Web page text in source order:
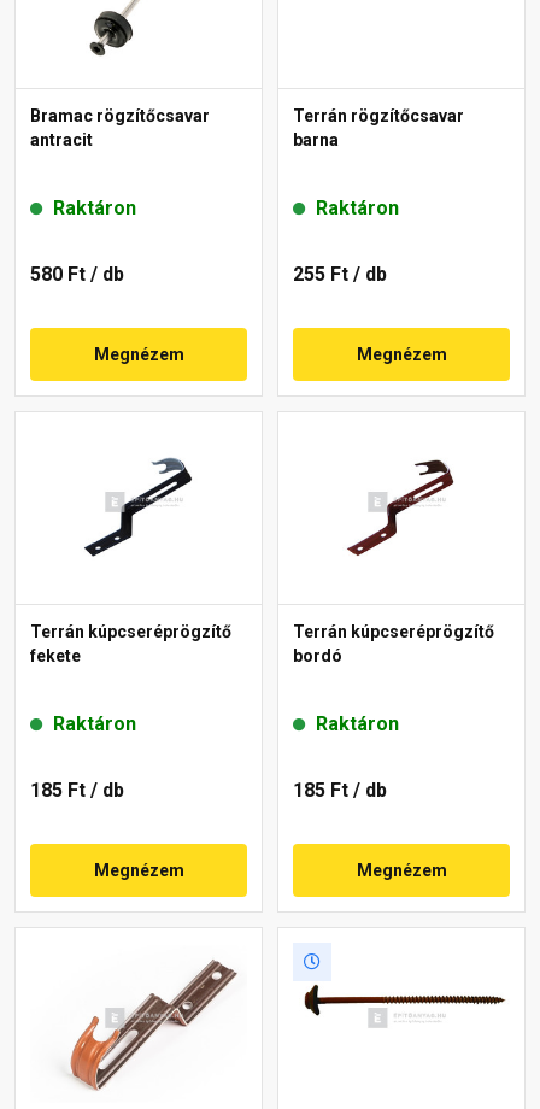
Bramac rögzítőcsavar
antracit
Raktáron
580 Ft / db
Megnézem
Terrán rögzítőcsavar
barna
Raktáron
255 Ft / db
Megnézem
Terrán kúpcseréprögzítő
fekete
Raktáron
185 Ft / db
Megnézem
Terrán kúpcseréprögzítő
bordó
Raktáron
185 Ft / db
Megnézem